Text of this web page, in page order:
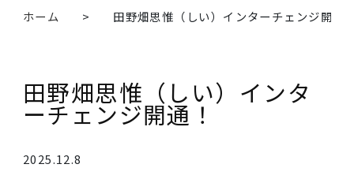
田野畑思惟（しい）インタ
ーチェンジ開通！